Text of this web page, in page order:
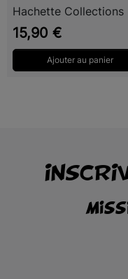
Hachette Collections
Prix
15,90 €
Ajouter au panier
En participant, je